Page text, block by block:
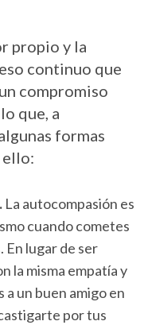
propio y la
continuo que
compromiso
que, a
formas
ello:
La autocompasión es
cuando cometes
lugar de ser
la misma empatía y
un buen amigo en
por tus